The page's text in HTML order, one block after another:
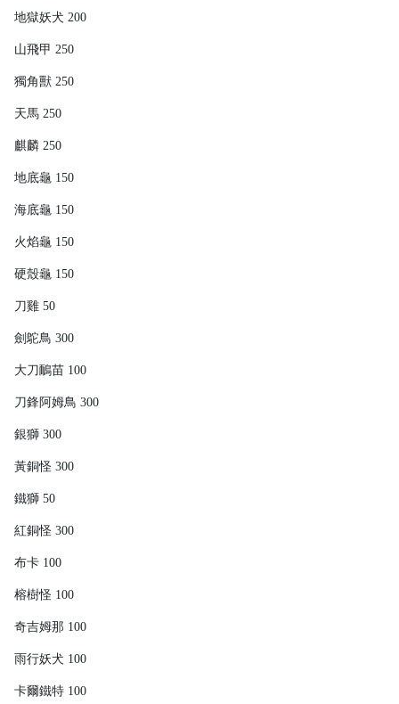
地獄妖犬 200
山飛甲 250
獨角獸 250
天馬 250
麒麟 250
地底龜 150
海底龜 150
火焰龜 150
硬殼龜 150
刀雞 50
劍鴕鳥 300
大刀鴯苗 100
刀鋒阿姆鳥 300
銀獅 300
黃銅怪 300
鐵獅 50
紅銅怪 300
布卡 100
榕樹怪 100
奇吉姆那 100
雨行妖犬 100
卡爾鐵特 100